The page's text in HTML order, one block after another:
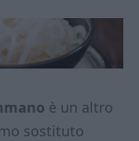
è un altro
sostituto